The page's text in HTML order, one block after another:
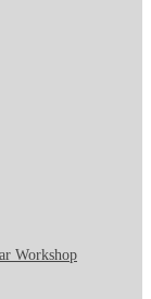
Workshop